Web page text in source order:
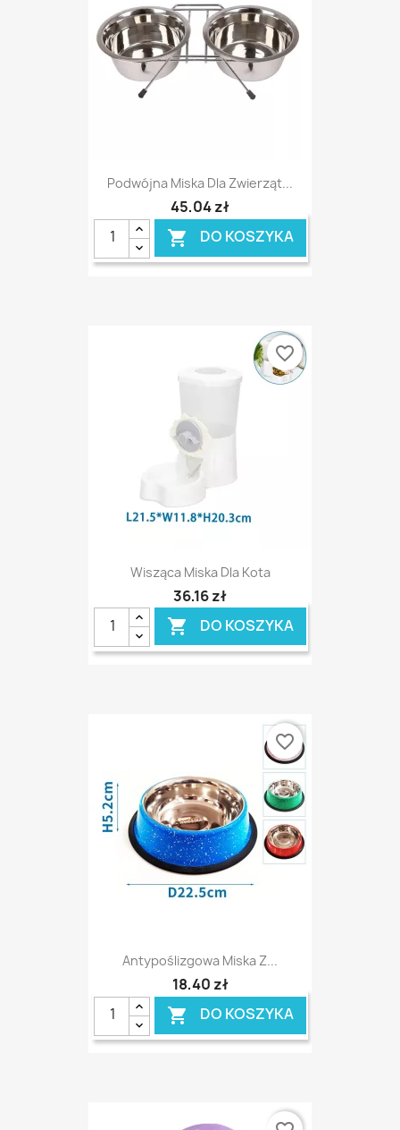
Podwójna Miska Dla Zwierząt...
45,04 zł
 DO KOSZYKA
Wisząca Miska Dla Kota
36,16 zł
 DO KOSZYKA
favorite_border
Antypoślizgowa Miska Z...
18,40 zł
 DO KOSZYKA
favorite_border